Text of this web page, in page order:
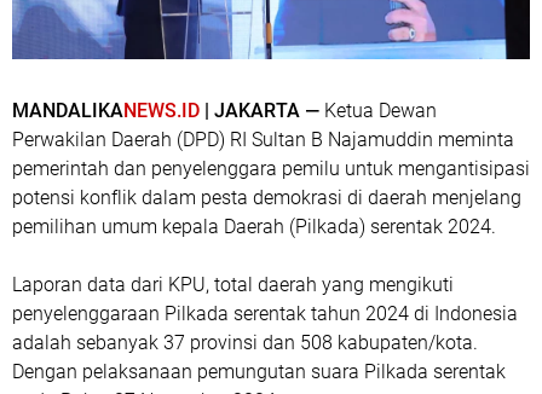
MANDALIKANEWS.ID | JAKARTA — Ketua Dewan
Perwakilan Daerah (DPD) RI Sultan B Najamuddin meminta
pemerintah dan penyelenggara pemilu untuk mengantisipasi
potensi konflik dalam pesta demokrasi di daerah menjelang
pemilihan umum kepala Daerah (Pilkada) serentak 2024.
Laporan data dari KPU, total daerah yang mengikuti
penyelenggaraan Pilkada serentak tahun 2024 di Indonesia
adalah sebanyak 37 provinsi dan 508 kabupaten/kota.
Dengan pelaksanaan pemungutan suara Pilkada serentak